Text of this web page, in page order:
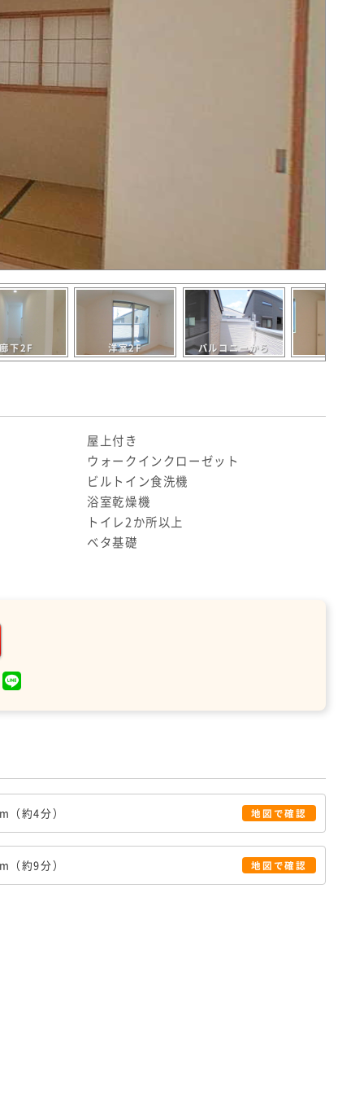
廊下2F 洋室2F バルコニーから
屋上付き
ウォークインクローゼット
ビルトイン食洗機
浴室乾燥機
トイレ2か所以上
ベタ基礎
約4分） 地図で確認
約9分） 地図で確認